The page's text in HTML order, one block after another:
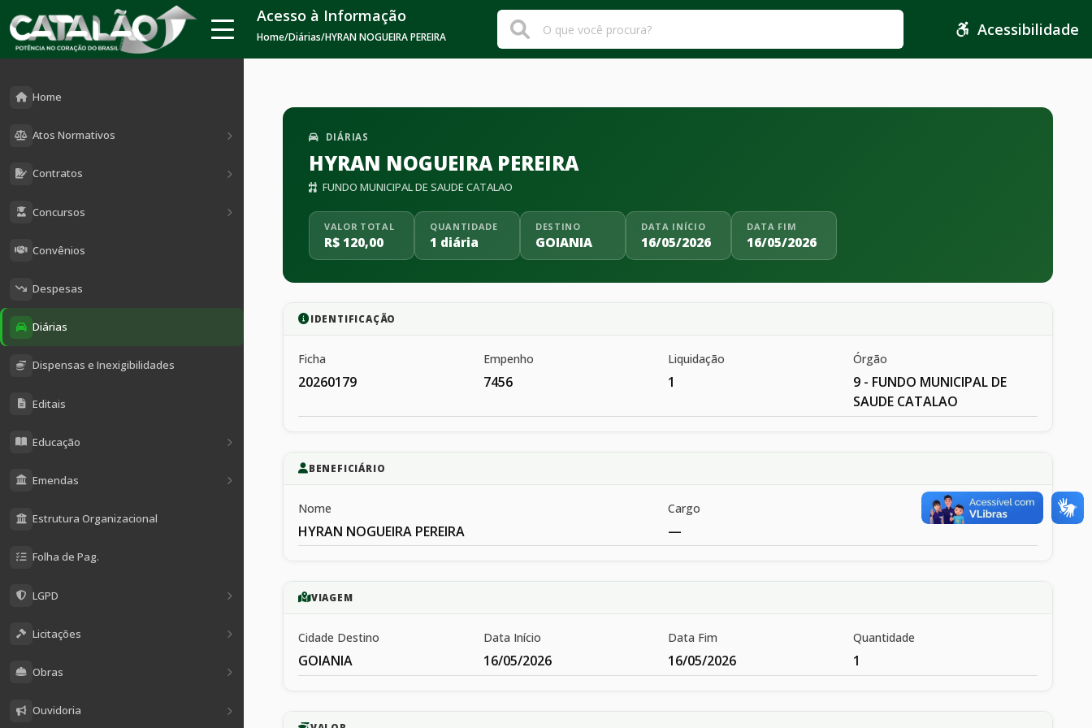
Home
Atos Normativos
Contratos
Concursos
Convênios
Despesas
Diárias
Dispensas e Inexigibilidades
Editais
Educação
Emendas
Estrutura Organizacional
Folha de Pag.
LGPD
Licitações
Obras
Ouvidoria
Acesso à Informação
Home/Diárias/HYRAN NOGUEIRA PEREIRA Acessibilidade
DIÁRIAS
HYRAN NOGUEIRA PEREIRA
FUNDO MUNICIPAL DE SAUDE CATALAO
VALOR TOTAL
R$ 120,00
QUANTIDADE
1 diária
DESTINO
GOIANIA
DATA INÍCIO
16/05/2026
DATA FIM
16/05/2026
IDENTIFICAÇÃO
Ficha
20260179
Empenho
7456
Liquidação
1
Órgão
9 - FUNDO MUNICIPAL DE
SAUDE CATALAO
BENEFICIÁRIO
Nome
HYRAN NOGUEIRA PEREIRA
Cargo
—
VIAGEM
Cidade Destino
GOIANIA
Data Início
16/05/2026
Data Fim
16/05/2026
Quantidade
1